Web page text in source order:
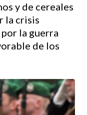
y de cereales
la crisis
la guerra
de los